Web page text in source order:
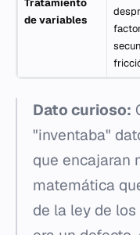
Tratamiento
de variables
Dato curioso:
"inventaba"
que encajaran
matemática
de la ley de